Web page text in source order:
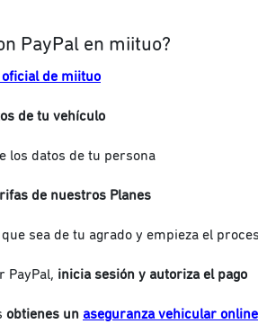
PayPal en miituo?
de miituo
de tu vehículo
los datos de tu persona
de nuestros Planes
sea de tu agrado y empieza el
PayPal, inicia sesión y autoriza el pago
obtienes un aseguranza vehicular online